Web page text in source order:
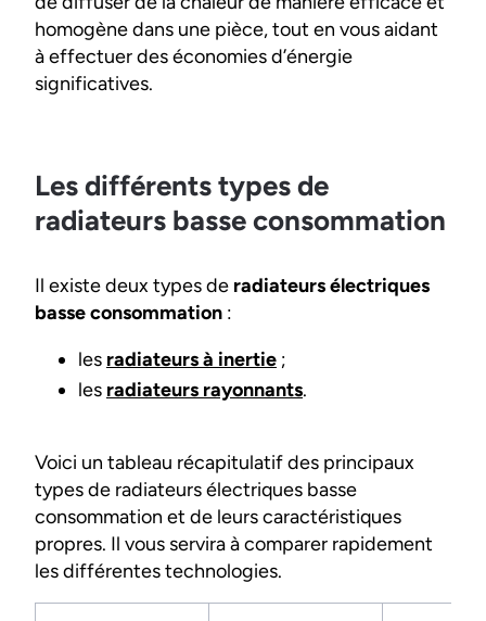
homogène dans une pièce, tout en vous aidant
à effectuer des économies d’énergie
significatives.
Les différents types de
radiateurs basse consommation
Il existe deux types de radiateurs électriques
basse consommation :
les radiateurs à inertie ;
les radiateurs rayonnants.
Voici un tableau récapitulatif des principaux
types de radiateurs électriques basse
consommation et de leurs caractéristiques
propres. Il vous servira à comparer rapidement
les différentes technologies.